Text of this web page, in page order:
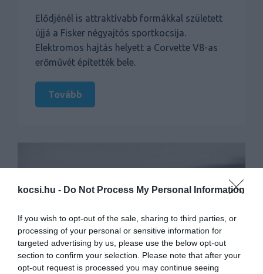
kocsi.hu - Do Not Process My Personal Information
If you wish to opt-out of the sale, sharing to third parties, or
processing of your personal or sensitive information for
targeted advertising by us, please use the below opt-out
section to confirm your selection. Please note that after your
opt-out request is processed you may continue seeing
Elődjénél is attraktívabb formákkal született
újjá a Fisker négyajtós sportkocsija.
Elektromos hajtás helyett a Corvette V8-as
erőművét építették bele.
Tovább